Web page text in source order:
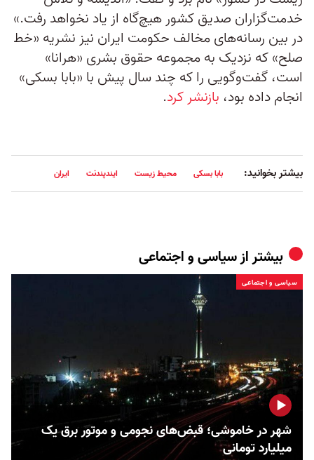
خدمت‌گزاران صدیق کشور هیچ‌گاه از یاد نخواهد رفت.»
در بین رسانه‌های مخالف حکومت ایران نیز نشریه «خط
صلح»‌ که نزدیک به مجموعه حقوق بشری «هرانا»
است، گفت‌وگویی را که چند سال پیش با «بابا بسکی»
انجام داده بود، بازنشر کرد.
بیشتر بخوانید: بابا بسکی محیط زیست ایندپندنت ایران
بیشتر ازسیاسی و اجتماعی
سیاسی و اجتماعی
شهر در خاموشی؛ قبض‌های نجومی و موتور برق یک
میلیارد تومانی